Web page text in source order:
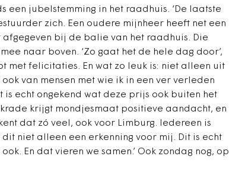
een jubel­stemming in het raadhuis. ‘De laatste
zich. Een oudere mijnheer heeft net een
bij de balie van het raadhuis. Die
naar boven. ‘Zo gaat het de hele dag door’,
met felicitaties. En wat zo leuk is: niet alleen uit
van mensen met wie ik in een ver verleden
is echt ongekend wat deze prijs ook buiten het
krijgt mondjesmaat positieve aandacht, en
dat zó veel, ook voor Limburg. Iedereen is
niet alleen een erkenning voor mij. Dit is echt
En dat vieren we samen.’ Ook zondag nog, op